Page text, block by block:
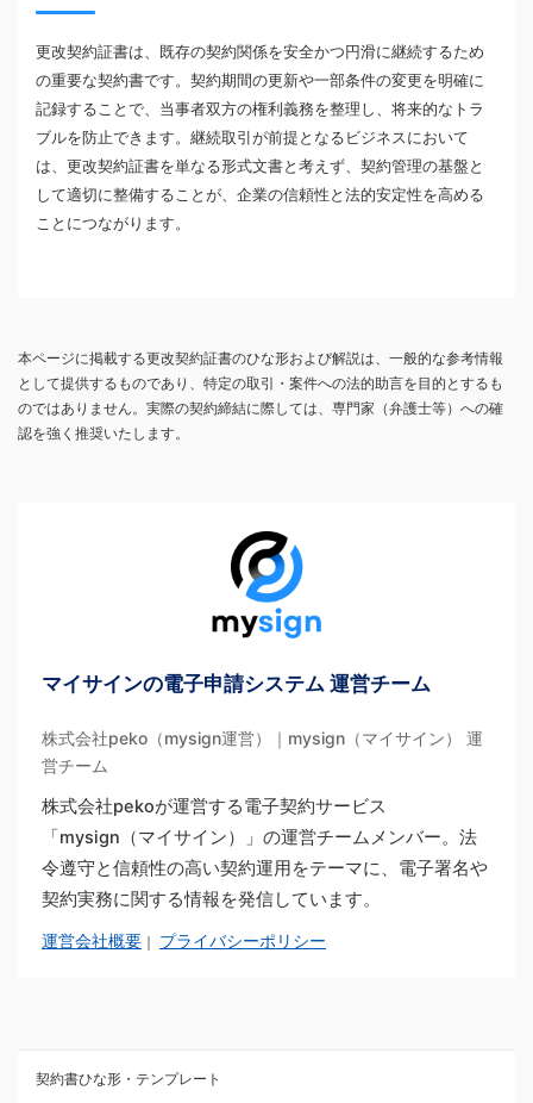
更改契約証書は、既存の契約関係を安全かつ円滑に継続するため
の重要な契約書です。契約期間の更新や一部条件の変更を明確に
記録することで、当事者双方の権利義務を整理し、将来的なトラ
ブルを防止できます。継続取引が前提となるビジネスにおいて
は、更改契約証書を単なる形式文書と考えず、契約管理の基盤と
して適切に整備することが、企業の信頼性と法的安定性を高める
ことにつながります。
本ページに掲載する更改契約証書のひな形および解説は、一般的な参考情報
として提供するものであり、特定の取引・案件への法的助言を目的とするも
のではありません。実際の契約締結に際しては、専門家（弁護士等）への確
認を強く推奨いたします。
マイサインの電子申請システム 運営チーム
株式会社peko（mysign運営）｜mysign（マイサイン） 運
営チーム
株式会社pekoが運営する電子契約サービス
「mysign（マイサイン）」の運営チームメンバー。法
令遵守と信頼性の高い契約運用をテーマに、電子署名や
契約実務に関する情報を発信しています。
運営会社概要 ｜ プライバシーポリシー
契約書ひな形・テンプレート